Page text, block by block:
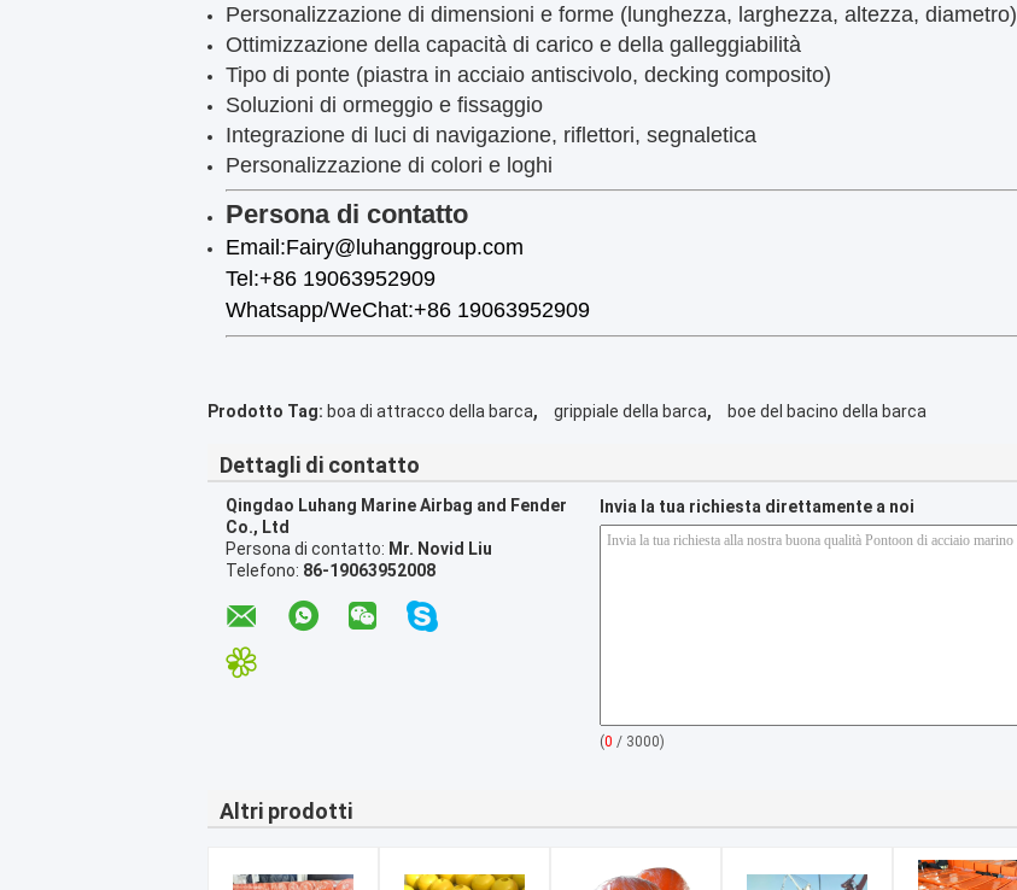
Personalizzazione di dimensioni e forme (lunghezza, larghezza, altezza, diametro)
Ottimizzazione della capacità di carico e della galleggiabilità
Tipo di ponte (piastra in acciaio antiscivolo, decking composito)
Soluzioni di ormeggio e fissaggio
Integrazione di luci di navigazione, riflettori, segnaletica
Personalizzazione di colori e loghi
Persona di contatto
Email:Fairy@luhanggroup.com
Tel:+86 19063952909
Whatsapp/WeChat:+86 19063952909
Prodotto Tag: boa di attracco della barca, grippiale della barca, boe del bacino della barca
Dettagli di contatto
Qingdao Luhang Marine Airbag and Fender
Co., Ltd
Persona di contatto: Mr. Novid Liu
Telefono: 86-19063952008
Invia la tua richiesta direttamente a noi
(0 / 3000)
Altri prodotti